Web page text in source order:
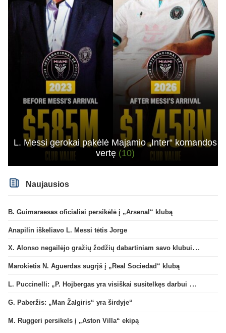
L. Messi gerokai pakėlė Majamio „Inter“ komandos
vertę (10)
Naujausios
B. Guimaraesas oficialiai persikėlė į „Arsenal“ klubą
Anapilin iškeliavo L. Messi tėtis Jorge
X. Alonso negailėjo gražių žodžių dabartiniam savo klubui „Chelsea“
Marokietis N. Aguerdas sugrįš į „Real Sociedad“ klubą
L. Puccinelli: „P. Hojbergas yra visiškai susitelkęs darbui Marselyje“
G. Paberžis: „Man Žalgiris“ yra širdyje“
M. Ruggeri persikels į „Aston Villa“ ekipą